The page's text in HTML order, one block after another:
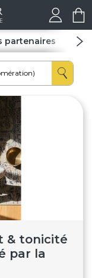
partenaires Spas
& tonicité
par la